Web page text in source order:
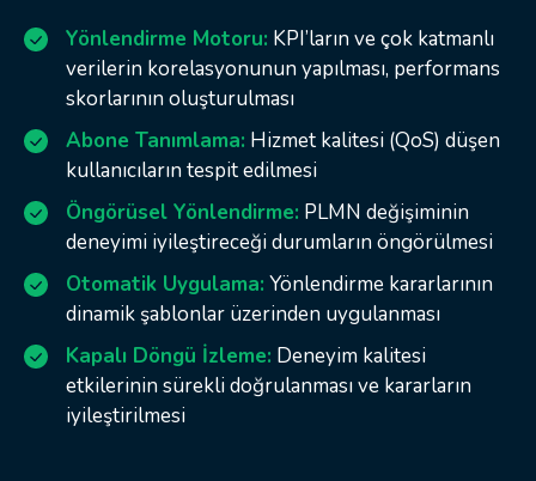
Yönlendirme Motoru: KPI’ların ve çok katmanlı
verilerin korelasyonunun yapılması, performans
skorlarının oluşturulması
Abone Tanımlama: Hizmet kalitesi (QoS) düşen
kullanıcıların tespit edilmesi
Öngörüsel Yönlendirme: PLMN değişiminin
deneyimi iyileştireceği durumların öngörülmesi
Otomatik Uygulama: Yönlendirme kararlarının
dinamik şablonlar üzerinden uygulanması
Kapalı Döngü İzleme: Deneyim kalitesi
etkilerinin sürekli doğrulanması ve kararların
iyileştirilmesi